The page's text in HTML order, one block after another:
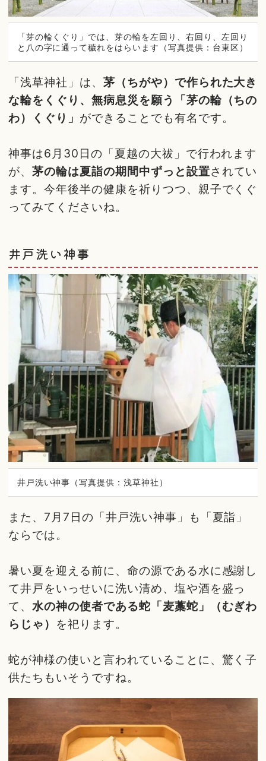
「芽の輪くぐり」では、芽の輪を左回り、右回り、左回り
と八の字に通って穢れをはらいます（写真提供：台東区）
「浅草神社」は、 茅（ちがや）で作られた大き
な輪をくぐり、無病息災を願う「茅の輪（ちの
わ）くぐり」 ができることでも有名です。
神事は6月30日の「夏越の大祓」で行われます
が、茅の輪は夏詣の期間中ずっと設置されてい
ます。今年後半の健康を祈りつつ、親子でくぐ
ってみてくださいね。
井戸洗い神事
井戸洗い神事（写真提供：浅草神社）
また、7月7日の「井戸洗い神事」も「夏詣」
ならでは。
暑い夏を迎える前に、命の源である水に感謝し
て井戸をいっせいに洗い清め、塩や酒を盛っ
て、水の神の使者である蛇「麦藁蛇」（むぎわ
らじゃ） を祀ります。
蛇が神様の使いと言われていることに、驚く子
供たちもいそうですね。